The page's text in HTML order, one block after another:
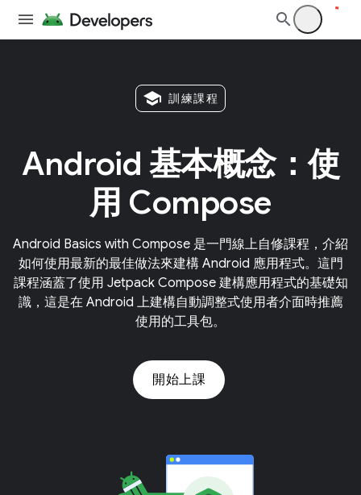
school 訓練課程
Android 基本概念：使
用 Compose
Android Basics with Compose 是一門線上自修課程，介紹
如何使用最新的最佳做法來建構 Android 應用程式。這門
課程涵蓋了使用 Jetpack Compose 建構應用程式的基礎知
識，這是在 Android 上建構自動調整式使用者介面時推薦
使用的工具包。
開始上課